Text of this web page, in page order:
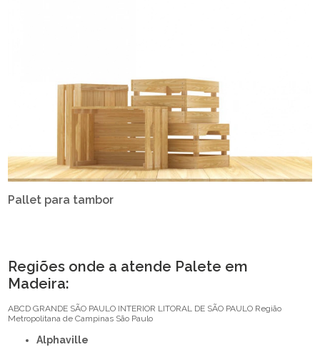
Pallet para tambor
Regiões onde a atende Palete em
Madeira:
ABCD GRANDE SÃO PAULO INTERIOR LITORAL DE SÃO PAULO Região
Metropolitana de Campinas São Paulo
Alphaville